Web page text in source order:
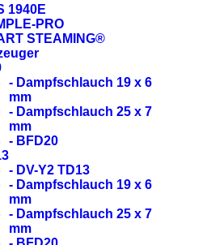
1940E
PRO
STEAMING®
- Dampfschlauch 19 x 6
mm
- Dampfschlauch 25 x 7
mm
- BFD20
- DV-Y2 TD13
- Dampfschlauch 19 x 6
mm
- Dampfschlauch 25 x 7
mm